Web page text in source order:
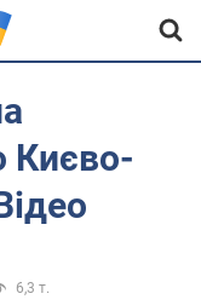
Києво-
6,3 т.